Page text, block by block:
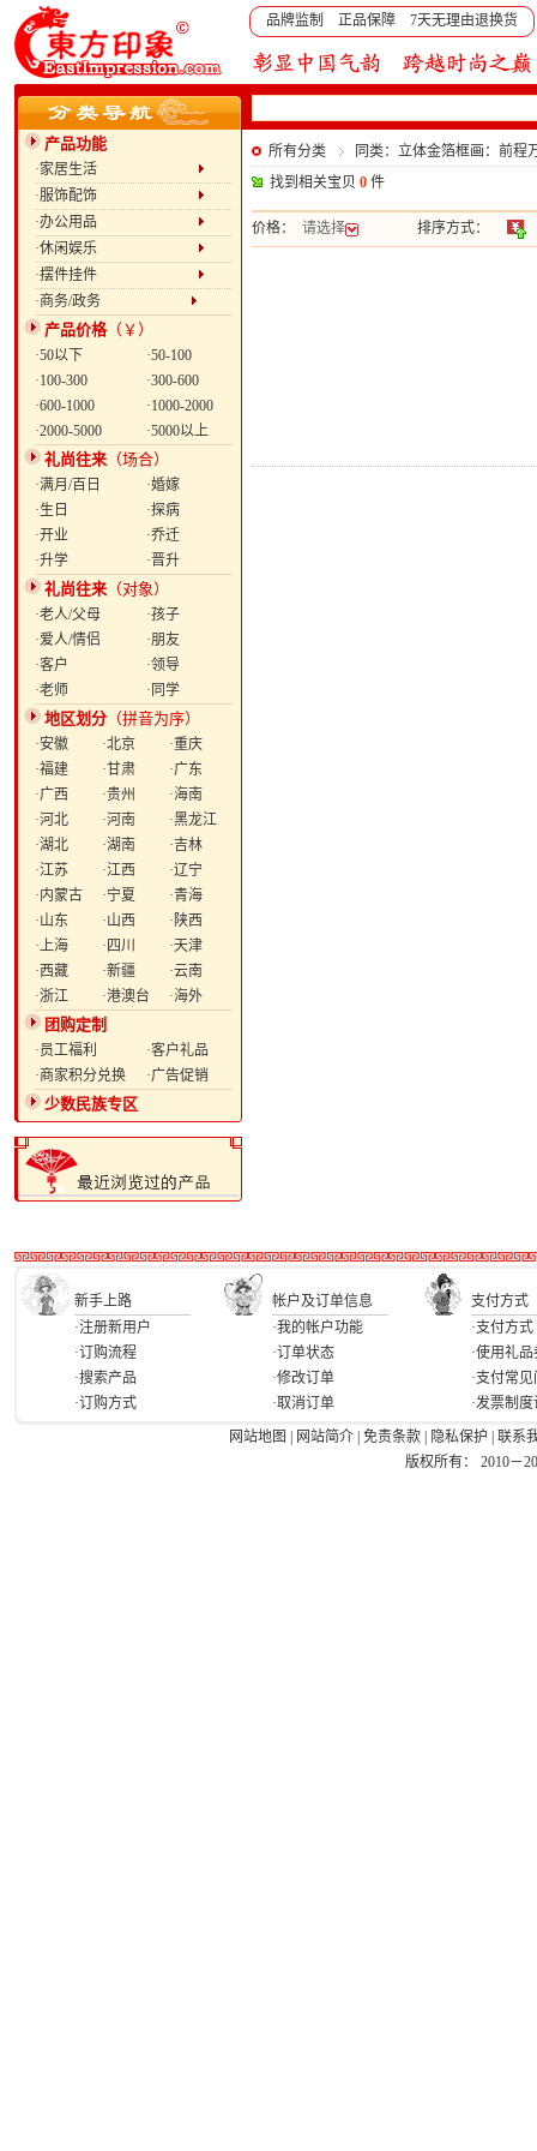
品牌监制 正品保障 7天无理由退换货
产品功能
·家居生活
·服饰配饰
·办公用品
·休闲娱乐
·摆件挂件
·商务/政务
产品价格（￥）
·50以下
·50-100
·100-300
·300-600
·600-1000
·1000-2000
·2000-5000
·5000以上
礼尚往来 （场合）
·满月/百日
·婚嫁
·生日
·探病
·开业
·乔迁
·升学
·晋升
礼尚往来 （对象）
·老人/父母
·孩子
·爱人/情侣
·朋友
·客户
·领导
·老师
·同学
地区划分 （拼音为序）
·安徽 ·北京
·重庆
·福建
·甘肃
·广东
·广西
·贵州
·海南
·河北
·河南
·黑龙江
·湖北
·湖南
·吉林
·江苏
·江西
·辽宁
·内蒙古
·宁夏
·青海
·山东
·山西
·陕西
·上海
·四川
·天津
·西藏
·新疆
·云南
·浙江
·港澳台 ·海外
团购定制
·员工福利
·客户礼品
·商家积分兑换
·广告促销
少数民族专区
所有分类
同类：立体金箔框画：前程
找到相关宝贝 0 件
价格： 请选择 排序方式：
新手上路 帐户及订单信息
支付方式
·注册新用户
·订购流程
·搜索产品
·订购方式
·我的帐户功能
·订单状态
·修改订单
·取消订单
·支付方式
·使用礼品
·支付常
·发票制
网站地图
网站简介 免责条款 隐私保护
联系
版权所有： 2010－